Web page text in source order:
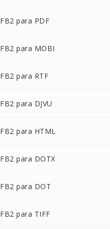
FB2 para PDF
FB2 para MOBI
FB2 para RTF
FB2 para DJVU
FB2 para HTML
FB2 para DOTX
FB2 para DOT
FB2 para TIFF